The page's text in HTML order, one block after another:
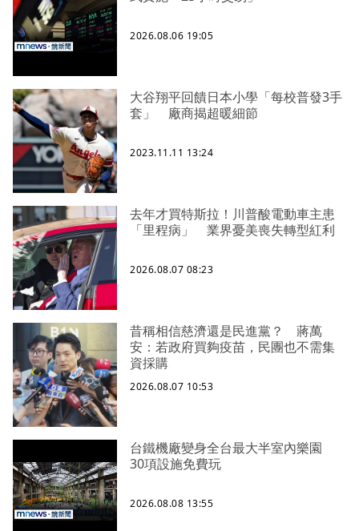
2026.08.06 19:05
大谷翔平回饋日本小學「每校普發3手
套」 廠商揭超暖細節
2023.11.11 13:24
去年才買特斯拉！川普酸電動車主患
「里程病」 業界憂美喪失轉型紅利
2026.08.07 08:23
昔稱相信慈濟還是民進黨？ 蔣萬
安：若政府買夠疫苗，民團也不需集
資採購
2026.08.07 10:53
台鐵機廠變身全台最大半室內樂園
30項設施免費玩
2026.08.08 13:55